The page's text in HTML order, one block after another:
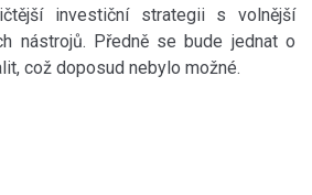
investiční strategii s volnější
nástrojů. Předně se bude jednat o
což doposud nebylo možné.